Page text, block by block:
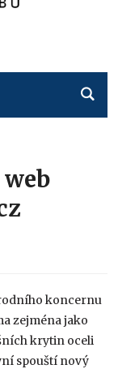
koncernu
zejména jako
krytin oceli
spouští nový